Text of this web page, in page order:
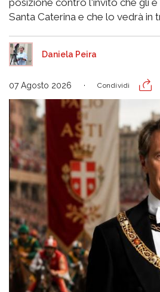
posizione contro l'invito che gli
Santa Caterina e che lo vedrà in
Daniela Peira
07 Agosto 2026 Condividi